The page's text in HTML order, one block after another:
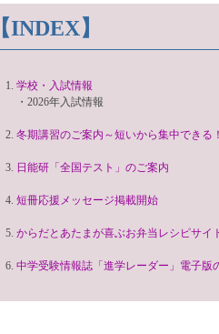
【INDEX】
学校・入試情報
・2026年入試情報
冬期講習のご案内～短いから集中できる
日能研「全国テスト」のご案内
短冊応援メッセージ掲載開始
からだとあたまが喜ぶお弁当レシピサイ
中学受験情報誌「進学レーダー」電子版